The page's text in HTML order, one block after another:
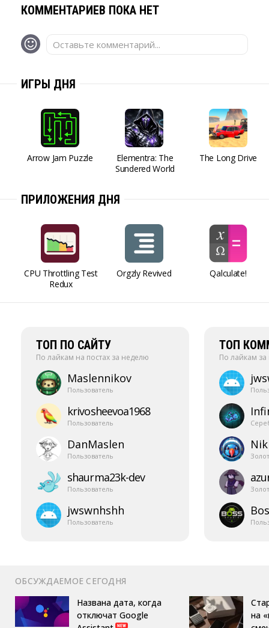
КОММЕНТАРИЕВ ПОКА НЕТ
Оставьте комментарий...
ИГРЫ ДНЯ
Arrow Jam Puzzle
Elementra: The
Sundered World
The Long Drive
ПРИЛОЖЕНИЯ ДНЯ
CPU Throttling Test
Redux
Orgzly Revived Qalculate!
ТОП ПО САЙТУ
По лайкам на постах за неделю
Maslennikov
Пользователь
krivosheevoa1968
Пользователь
DanMaslen
Пользователь
shaurma23k-​dev
Пользователь
jwswnhshh
Пользователь
ТОП
По лайкам
ОБСУЖДАЕМОЕ СЕГОДНЯ
Названа дата, когда
отключат Google
на